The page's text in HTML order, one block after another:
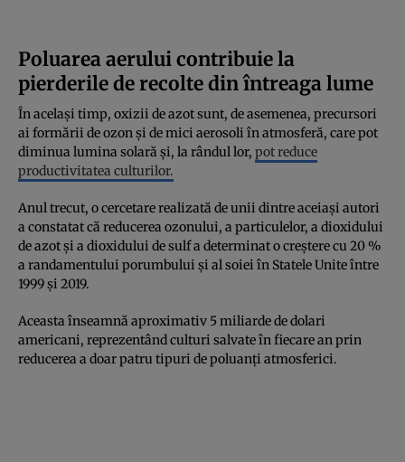
Poluarea aerului contribuie la
pierderile de recolte din întreaga lume
În același timp, oxizii de azot sunt, de asemenea, precursori
ai formării de ozon și de mici aerosoli în atmosferă, care pot
diminua lumina solară și, la rândul lor, pot reduce
productivitatea culturilor.
Anul trecut, o cercetare realizată de unii dintre aceiași autori
a constatat că reducerea ozonului, a particulelor, a dioxidului
de azot și a dioxidului de sulf a determinat o creștere cu 20 %
a randamentului porumbului și al soiei în Statele Unite între
1999 și 2019.
Aceasta înseamnă aproximativ 5 miliarde de dolari
americani, reprezentând culturi salvate în fiecare an prin
reducerea a doar patru tipuri de poluanți atmosferici.